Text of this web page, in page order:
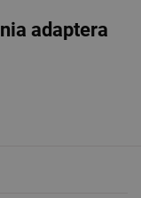
adaptera